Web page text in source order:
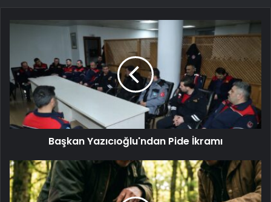
Başkan Yazıcıoğlu'ndan Pide İkramı